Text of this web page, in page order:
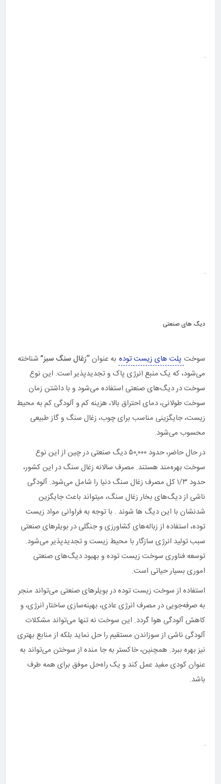
دیگ های صنعتی
سوخت پلت های زیست توده به عنوان“زغال سنگ سبز” شناخته
می‌شود، که یک منبع انرژی پاک و تجدیدپذیر است. این نوع
سوخت در دیگ‌های صنعتی استفاده می‌شود و با داشتن زمان
سوخت طولانی، دمای احتراق بالا، هزینه کم و آلودگی کم به محیط
زیست، جایگزینی مناسب برای چوب، زغال سنگ و گاز طبیعی
محسوب می‌شود.
در حال حاضر، حدود ۵۰,۰۰۰ دیگ صنعتی در چین از این نوع
سوخت بهره‌مند هستند. مصرف سالانه زغال سنگ در این کشور،
حدود ۱/۳ کل مصرف زغال سنگ دنیا را شامل می‌شود. آلودگی
ناشی از دیگ‌های بخار زغال سنگ، میتواند باعث جایگزین
شدنشان با این دیگ ها شوند . با توجه به فراوانی مواد زیست
توده، استفاده از زباله‌های کشاورزی و جنگلی در بویلرهای صنعتی
سبب تولید انرژی سازگار با محیط زیست و تجدیدپذیر می‌شود.
توسعه فناوری سوخت زیست توده و بهبود دیگ‌های صنعتی
اموری بسیار حیاتی است.
استفاده از سوخت زیست توده در بویلرهای صنعتی می‌تواند منجر
به صرفه‌جویی در مصرف انرژی عادی، بهینه‌سازی ساختار انرژی، و
کاهش آلودگی هوا گردد. این سوخت نه تنها می‌تواند مشکلات
آلودگی ناشی از سوزاندن مستقیم را حل نماید بلکه از منابع بهتری
نیز بهره ببرد. همچنین، خاکستر به جا منده از سوختن می‌تواند به
عنوان کودی مفید عمل کند و یک راه‌حل موفق برای همه طرف
باشد.